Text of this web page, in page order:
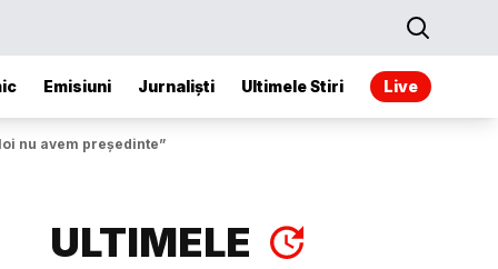
Emisiuni Jurnaliști Ultimele Stiri Live
nu avem președinte”
ULTIMELE